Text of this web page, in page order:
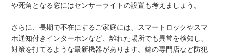
や死角となる窓にはセンサーライトの設置も考えましょう。
さらに、長期で不在にするご家庭には、スマートロックやスマ
ホ通知付きインターホンなど、離れた場所でも異常を検知し、
対策を打てるような最新機器があります。鍵の専門店など防犯